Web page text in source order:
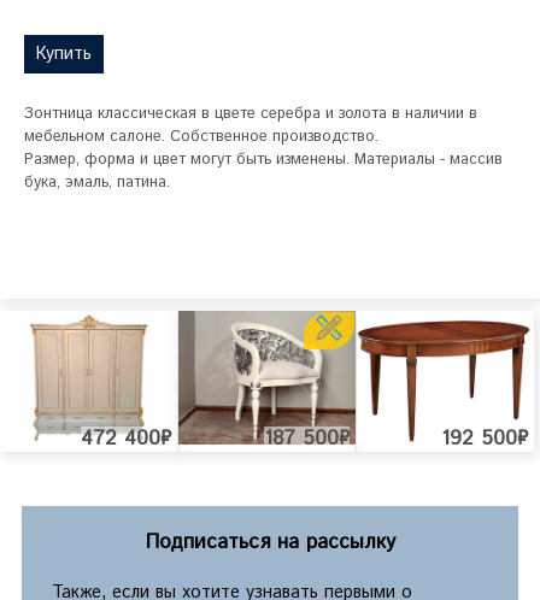
Купить
Зонтница классическая в цвете серебра и золота в наличии в
мебельном салоне. Собственное производство.
Размер, форма и цвет могут быть изменены. Материалы - массив
бука, эмаль, патина.
472 400₽ 187 500₽ 192 500₽
Подписаться на рассылку
Также, если вы хотите узнавать первыми о